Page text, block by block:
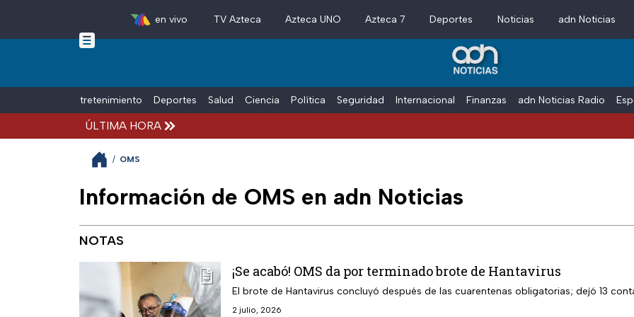
Skip to main content
en vivo TV Azteca Azteca UNO Azteca 7 Deportes Noticias adn Noticias
Entretenimiento Deportes Salud Ciencia Política Seguridad Internacional Finanzas adn Noticias Radio
ÚLTIMA HORA
/ OMS
Información de OMS en adn Noticias
NOTAS
¡Se acabó! OMS da por terminado brote de Hantavirus
El brote de Hantavirus concluyó después de las cuarentenas obligatorias; dejó 13
2 julio, 2026